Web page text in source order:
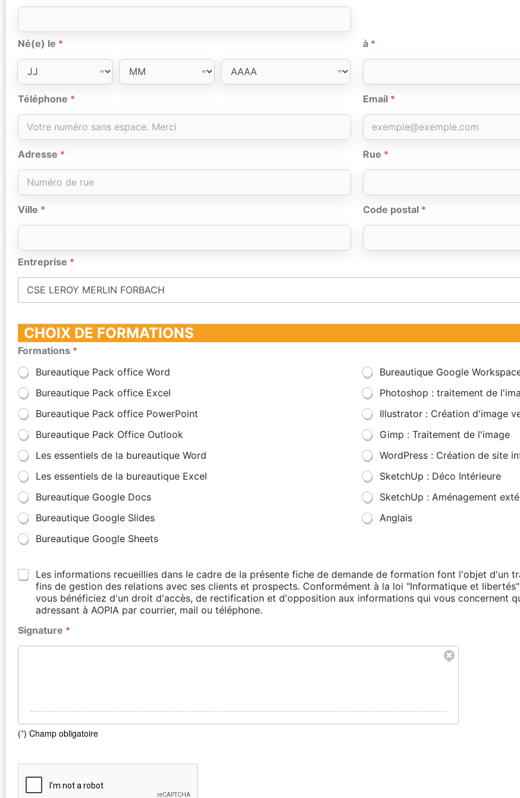
Né(e) le *
Téléphone *
Adresse *
Ville *
à *
Email *
Rue *
Code postal *
Entreprise *
CHOIX DE FORMATIONS
Formations *
Bureautique Pack office Word
Bureautique Google
Bureautique Pack office Excel
Photoshop : traitement de
Bureautique Pack office PowerPoint
Illustrator : Création d'image
Bureautique Pack Office Outlook
Gimp : Traitement de l'image
Les essentiels de la bureautique Word
WordPress : Création de site
Les essentiels de la bureautique Excel
SketchUp : Déco Intérieure
Bureautique Google Docs
SketchUp : Aménagement
Bureautique Google Slides
Anglais
Bureautique Google Sheets
Les informations recueillies dans le cadre de la présente fiche de demande de formation font l'objet d'un
fins de gestion des relations avec ses clients et prospects. Conformément à la loi "Informatique et
vous bénéficiez d'un droit d'accès, de rectification et d'opposition aux informations qui vous concernent
adressant à AOPIA par courrier, mail ou téléphone.
Signature *
(*) Champ obligatoire